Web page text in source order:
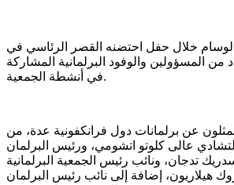
خلال حفل احتضنه القصر الرئاسي في
المسؤولين والوفود البرلمانية المشاركة
في أنشطة الجمعية.
عن برلمانات دول فرانكفونية عدة، من
عالى كلوتو اتشومي، ورئيس البرلمان
سدريك تدجان، ونائب رئيس الجمعية البرلمانية
هيلاريون، إضافة إلى نائب رئيس البرلمان